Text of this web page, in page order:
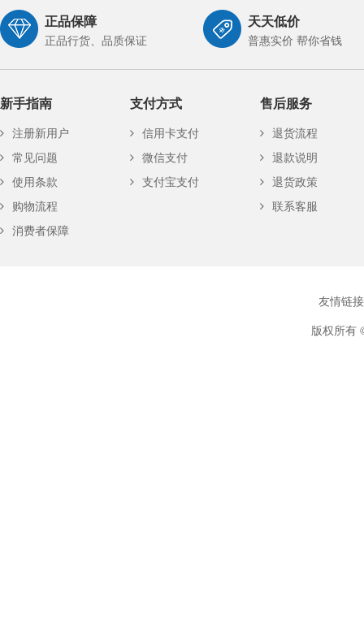
正品保障
正品行货、品质保证
天天低价
普惠实价 帮你省钱
新手指南
注册新用户
常见问题
使用条款
购物流程
消费者保障
支付方式
信用卡支付
微信支付
支付宝支付
售后服务
退货流程
退款说明
退货政策
联系客服
友情链
版权所有